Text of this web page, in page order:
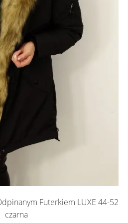
Futerkiem LUXE 44-52
czarna